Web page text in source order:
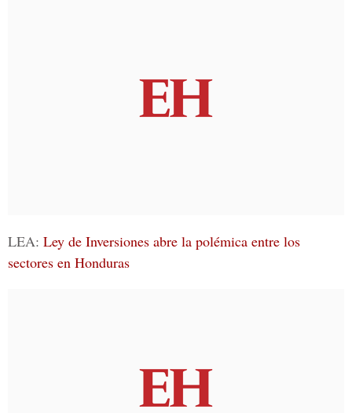
LEA: Ley de Inversiones abre la polémica entre los
sectores en Honduras